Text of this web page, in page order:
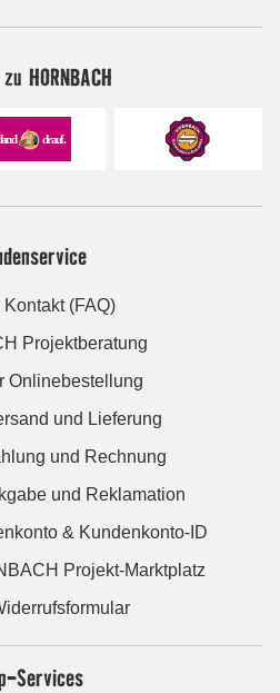
HORNBACH
Kontakt (FAQ)
Projektberatung
Onlinebestellung
und Lieferung
und Rechnung
und Reklamation
& Kundenkonto-ID
Projekt-Marktplatz
Services